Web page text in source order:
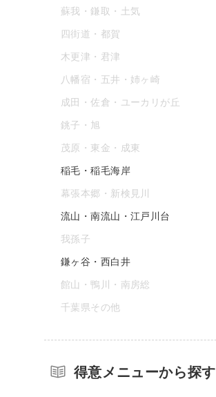
蘇我・鎌取・土気
四街道・都賀
木更津・君津
八幡宿・五井・姉ヶ崎
成田・佐倉・ユーカリが丘
銚子・旭
茂原・東金・成東
稲毛・稲毛海岸
幕張本郷・新検見川
流山・南流山・江戸川台
我孫子
鎌ヶ谷・西白井
館山・鴨川・南房総
千葉県その他
得意メニューから探す